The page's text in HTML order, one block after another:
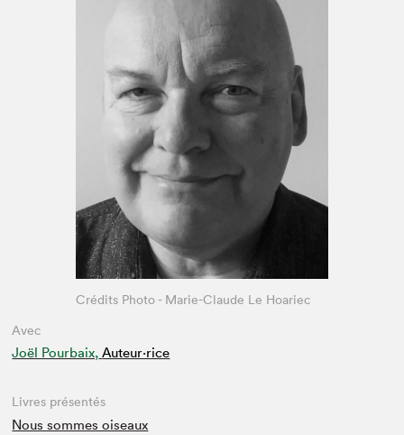
Avec
Joël Pourbaix, Auteur·rice
Crédits Photo - Marie-Claude Le Hoariec
Livres présentés
Nous sommes oiseaux